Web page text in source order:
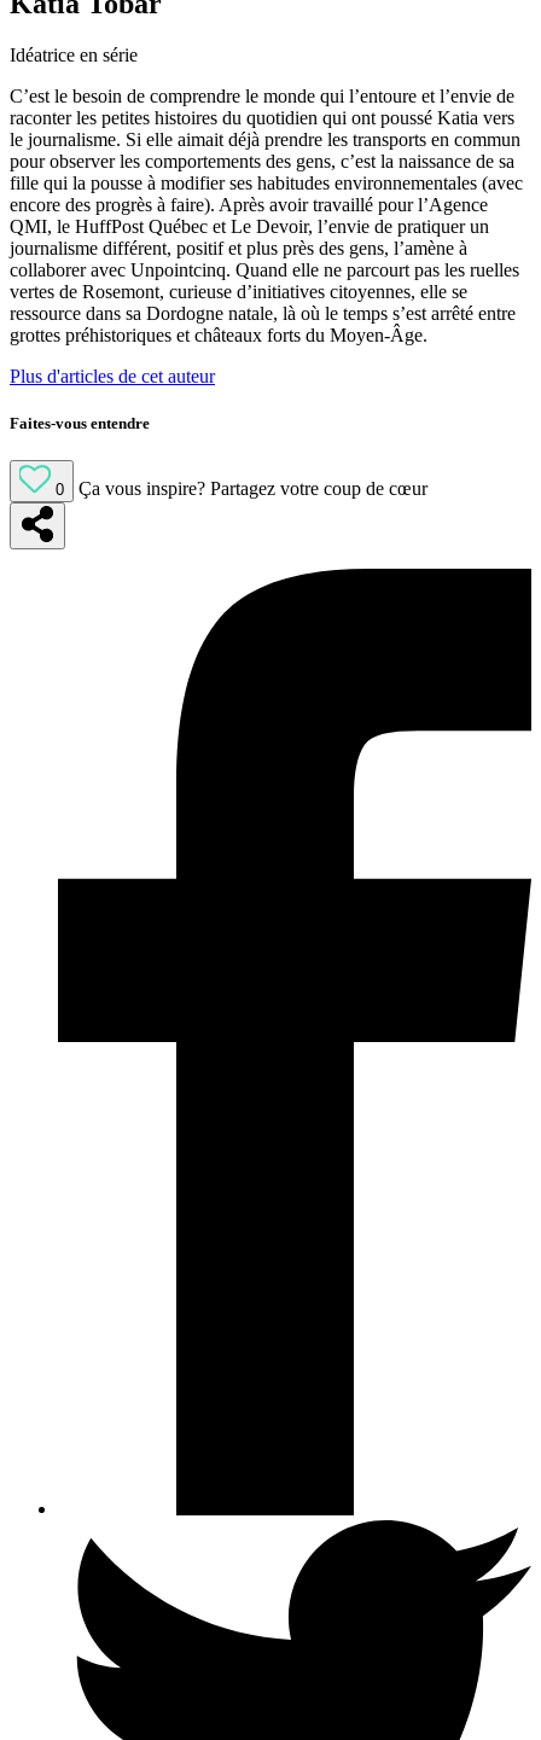
Idéatrice en série
C’est le besoin de comprendre le monde qui l’entoure et l’envie de
raconter les petites histoires du quotidien qui ont poussé Katia vers
le journalisme. Si elle aimait déjà prendre les transports en commun
pour observer les comportements des gens, c’est la naissance de sa
fille qui la pousse à modifier ses habitudes environnementales (avec
encore des progrès à faire). Après avoir travaillé pour l’Agence
QMI, le HuffPost Québec et Le Devoir, l’envie de pratiquer un
journalisme différent, positif et plus près des gens, l’amène à
collaborer avec Unpointcinq. Quand elle ne parcourt pas les ruelles
vertes de Rosemont, curieuse d’initiatives citoyennes, elle se
ressource dans sa Dordogne natale, là où le temps s’est arrêté entre
grottes préhistoriques et châteaux forts du Moyen-Âge.
Plus d'articles de cet auteur
Faites-vous entendre
0 Ça vous inspire? Partagez votre coup de cœur